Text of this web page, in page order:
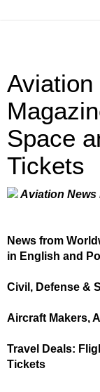
Space
Tickets
Aviation News
News from
in English and
Civil, Defense &
Aircraft Makers,
Travel Deals:
Tickets